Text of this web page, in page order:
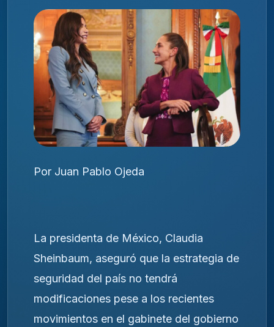
Por Juan Pablo Ojeda
La presidenta de México, Claudia
Sheinbaum, aseguró que la estrategia de
seguridad del país no tendrá
modificaciones pese a los recientes
movimientos en el gabinete del gobierno